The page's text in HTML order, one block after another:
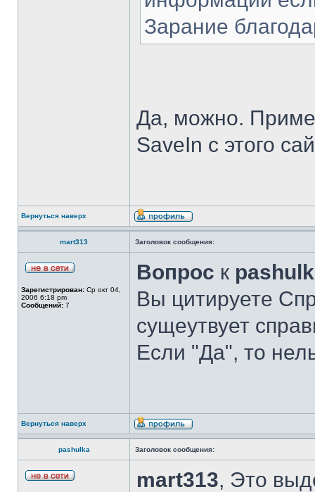
Зарание
Да, можно.
SaveIn с этого
Вернуться наверх
mart313 Заголовок сообщения:
Зарегистрирован: Ср окт 04,
2006 6:18 pm
Сообщений: 7
Вопрос к
Вы цитируете
сущеутвует
Если "Да", то
Вернуться наверх
pashulka Заголовок сообщения:
mart313, Это